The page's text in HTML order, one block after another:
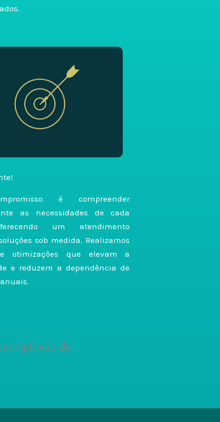
é compreender
as necessidades de cada
um atendimento
sob medida. Realizamos
otimizações que elevam a
e reduzem a dependência de
de